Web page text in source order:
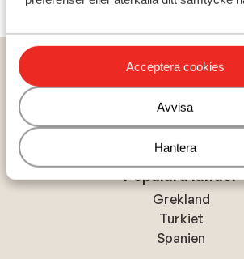
Acceptera cookies
Avvisa
Hantera
Hem Italien Kroatien
Makarska
Biokovo Hotel
Populära länder
Grekland
Turkiet
Spanien